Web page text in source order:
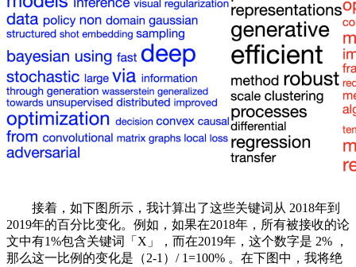
接着，如下图所示，我计算出了这些关键词从 2018年到
2019年的百分比变化。例如，如果在2018年，所有被接收的论
文中有1%包含关键词「X」，而在2019年，这个数字是 2% ，
那么这一比例的变化是（2-1）/ 1=100% 。在下图中，我将绝